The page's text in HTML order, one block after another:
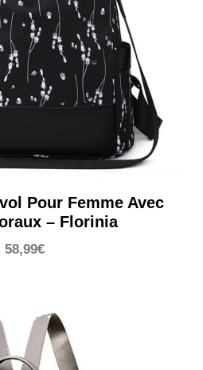
Pour Femme Avec
– Florinia
58,99€